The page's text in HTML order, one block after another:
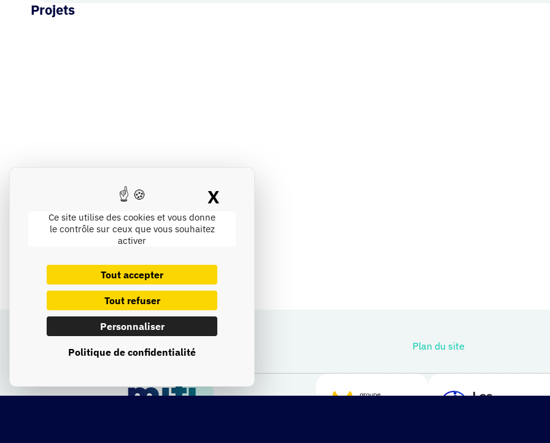
Ce site utilise des cookies et vous donne
le contrôle sur ceux que vous souhaitez
activer
Tout accepter
Tout refuser
Personnaliser
Politique de confidentialité
XMasquer le bandeau des cookies
Projets
Plan du site